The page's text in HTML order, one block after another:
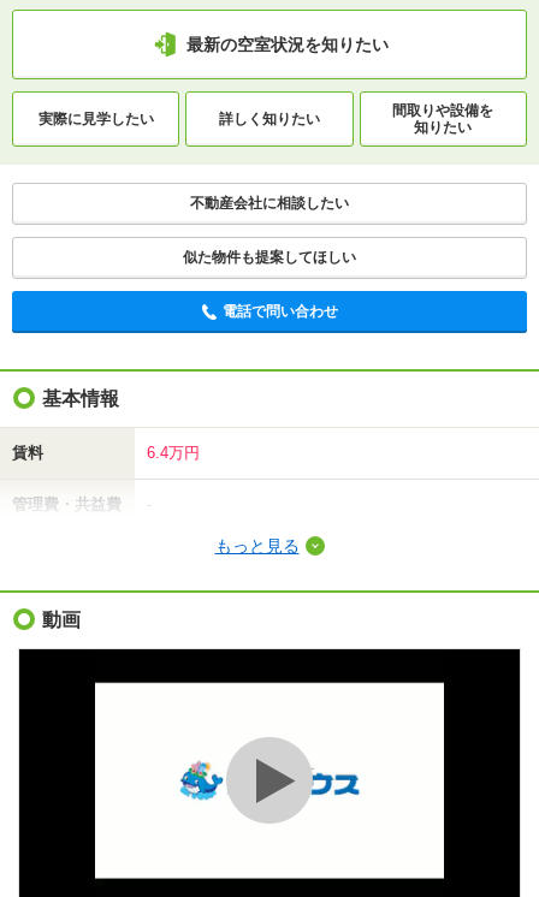
最新の空室状況を知りたい
実際に見学したい 詳しく知りたい
間取りや設備を
知りたい
不動産会社に相談したい
似た物件も提案してほしい
電話で問い合わせ
基本情報
賃料 6.4万円
管理費・共益費 -
礼金（敷引・償
却金）
間取り / 専有面
木造
/ 1990年1月
もっと見る
動画